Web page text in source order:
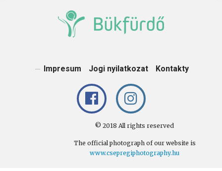
Impresum Jogi nyilatkozat Kontakty
© 2018 All rights reserved
The official photograph of our website is
www.csepregiphotography.hu